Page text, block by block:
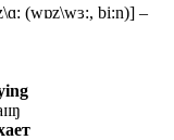
(wɒz\wɜ:, bi:n)] –